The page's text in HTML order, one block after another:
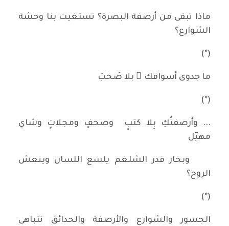
ماذا تبقى من أرصفة البصرة؟ تستغيث بنا وحشة
الشوارع؟
(*)
ما جدوى أسواقك ِ بلا صَخبَ
(*)
... وأرصفتُكِ بِلا كتبٍ وصحفٍ ومجلاتٍ وشاي
مهيّل
وبخار قدر الشلغم يلسع اللسان وينعش
الروح؟
(*)
الجسور والشوارع والأرصفة والحدائق تتباهى